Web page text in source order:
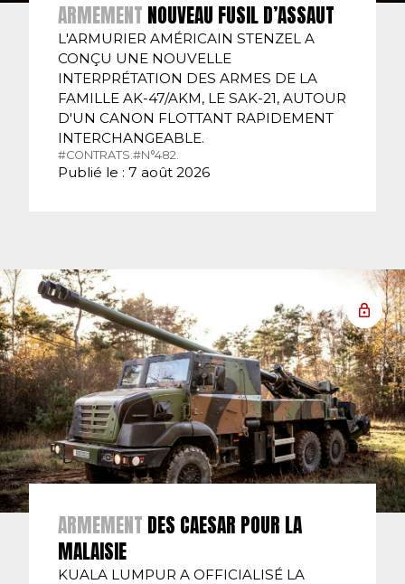
ARMEMENT NOUVEAU FUSIL D’ASSAUT
L'ARMURIER AMÉRICAIN STENZEL A
CONÇU UNE NOUVELLE
INTERPRÉTATION DES ARMES DE LA
FAMILLE AK-47/AKM, LE SAK-21, AUTOUR
D'UN CANON FLOTTANT RAPIDEMENT
INTERCHANGEABLE.
#CONTRATS.#N°482.
Publié le : 7 août 2026
ARMEMENT DES CAESAR POUR LA
MALAISIE
KUALA LUMPUR A OFFICIALISÉ LA